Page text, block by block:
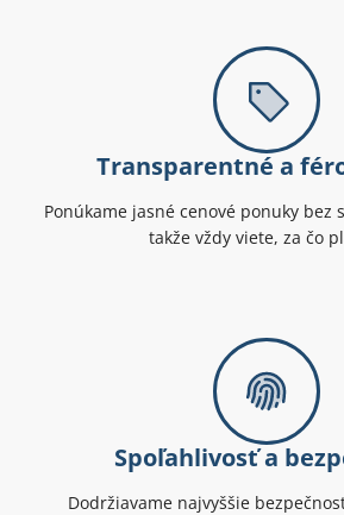
Transparentné a
Ponúkame jasné cenové ponuky bez
takže vždy viete, za čo
Spoľahlivosť a
Dodržiavame najvyššie